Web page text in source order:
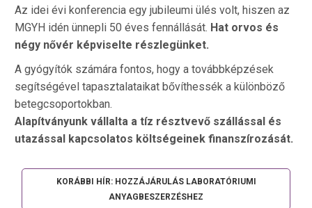
Az idei évi konferencia egy jubileumi ülés volt, hiszen az
MGYH idén ünnepli 50 éves fennállását. Hat orvos és
négy nővér képviselte részlegünket.
A gyógyítók számára fontos, hogy a továbbképzések
segítségével tapasztalataikat bővíthessék a különböző
betegcsoportokban.
Alapítványunk vállalta a tíz résztvevő szállással és
utazással kapcsolatos költségeinek finanszírozását.
KORÁBBI HÍR: HOZZÁJÁRULÁS LABORATÓRIUMI
ANYAGBESZERZÉSHEZ